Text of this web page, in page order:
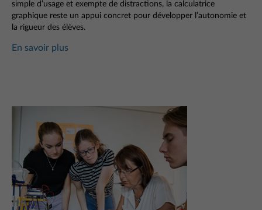
simple d ’usage et exempte de distractions, la calculatrice
graphique reste un appui concret pour développer l ’autonomie et
la rigueur des é èves.
En savoir plus